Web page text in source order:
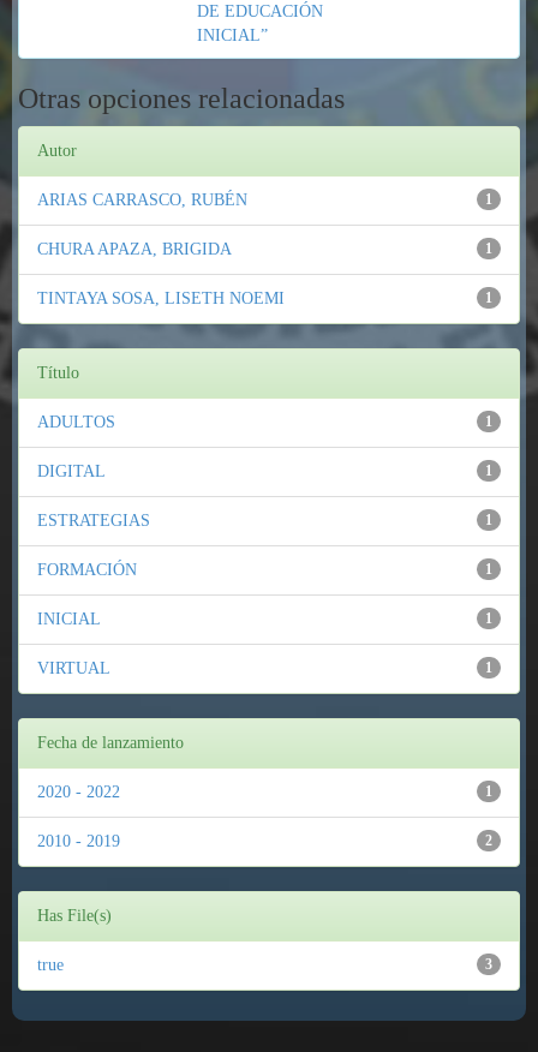
DE EDUCACIÓN
INICIAL”
Otras opciones relacionadas
Autor
1
ARIAS CARRASCO, RUBÉN
1
CHURA APAZA, BRIGIDA
1
TINTAYA SOSA, LISETH NOEMI
Título
1
ADULTOS
1
DIGITAL
1
ESTRATEGIAS
1
FORMACIÓN
1
INICIAL
1
VIRTUAL
Fecha de lanzamiento
1
2020 - 2022
2
2010 - 2019
Has File(s)
3
true